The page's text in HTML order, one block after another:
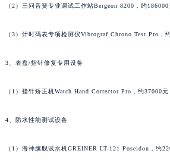
（2）三问音簧专业调试工作站Bergeon 8200，约186000
（3）计时码表专项检测仪Vibrograf Chrono Test Pro，
3、表盘/指针修复专用设备
（1）指针矫正机Watch Hand Corrector Pro，约37000元
4、防水性能测试设备
（1）海神旗舰试水机GREINER LT-121 Poseidon，约